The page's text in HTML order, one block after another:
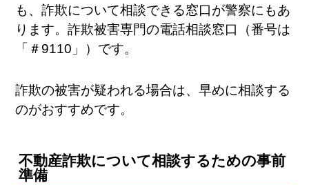
も、詐欺について相談できる窓口が警察にもあ
ります。詐欺被害専門の電話相談窓口（番号は
「＃9110」）です。
詐欺の被害が疑われる場合は、早めに相談する
のがおすすめです。
不動産詐欺について相談するための事前
準備